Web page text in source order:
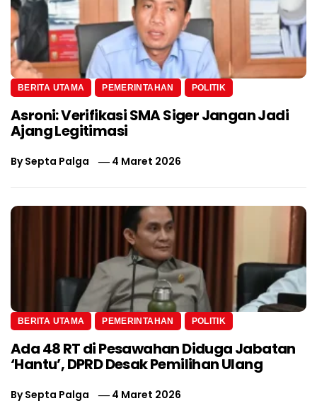
BERITA UTAMA PEMERINTAHAN POLITIK
Asroni: Verifikasi SMA Siger Jangan Jadi
Ajang Legitimasi
BySepta Palga 4 Maret 2026
BERITA UTAMA PEMERINTAHAN POLITIK
Ada 48 RT di Pesawahan Diduga Jabatan
‘Hantu’, DPRD Desak Pemilihan Ulang
BySepta Palga 4 Maret 2026